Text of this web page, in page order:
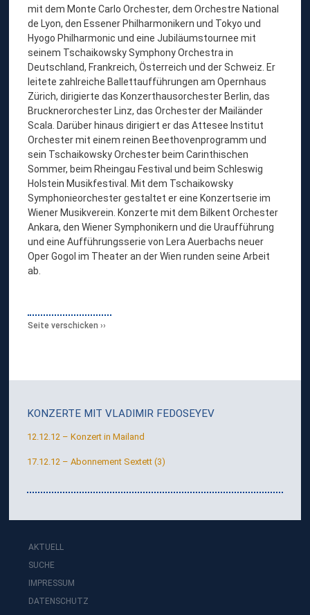
mit dem Monte Carlo Orchester, dem Orchestre National
de Lyon, den Essener Philharmonikern und Tokyo und
Hyogo Philharmonic und eine Jubiläumstournee mit
seinem Tschaikowsky Symphony Orchestra in
Deutschland, Frankreich, Österreich und der Schweiz. Er
leitete zahlreiche Ballettaufführungen am Opernhaus
Zürich, dirigierte das Konzerthausorchester Berlin, das
Brucknerorchester Linz, das Orchester der Mailänder
Scala. Darüber hinaus dirigiert er das Attesee Institut
Orchester mit einem reinen Beethovenprogramm und
sein Tschaikowsky Orchester beim Carinthischen
Sommer, beim Rheingau Festival und beim Schleswig
Holstein Musikfestival. Mit dem Tschaikowsky
Symphonieorchester gestaltet er eine Konzertserie im
Wiener Musikverein. Konzerte mit dem Bilkent Orchester
Ankara, den Wiener Symphonikern und die Uraufführung
und eine Aufführungsserie von Lera Auerbachs neuer
Oper Gogol im Theater an der Wien runden seine Arbeit
ab.
KONZERTE MIT VLADIMIR FEDOSEYEV
12.12.12 – Konzert in Mailand
17.12.12 – Abonnement Sextett (3)
Seite verschicken
AKTUELL
SUCHE
IMPRESSUM
DATENSCHUTZ